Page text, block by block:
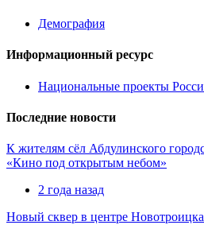
Демография
Информационный ресурс
Национальные проекты
Последние новости
К жителям сёл Абдулинского
«Кино под открытым небом»
2 года назад
Новый сквер в центре